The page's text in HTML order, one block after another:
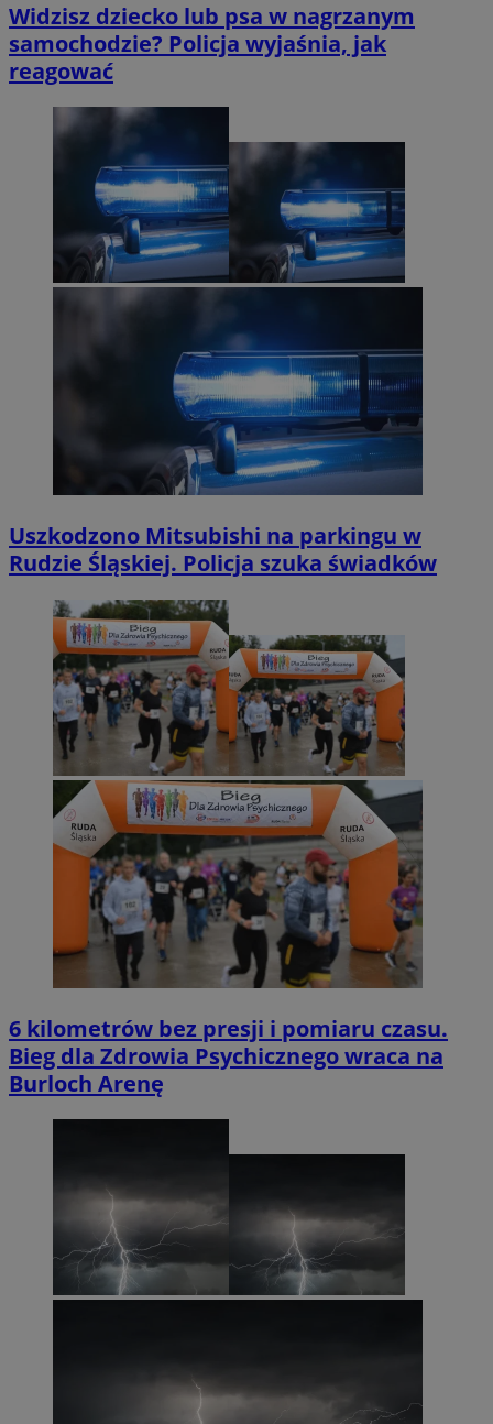
Widzisz dziecko lub psa w nagrzanym
samochodzie? Policja wyjaśnia, jak
reagować
Uszkodzono Mitsubishi na parkingu w
Rudzie Śląskiej. Policja szuka świadków
6 kilometrów bez presji i pomiaru czasu.
Bieg dla Zdrowia Psychicznego wraca na
Burloch Arenę